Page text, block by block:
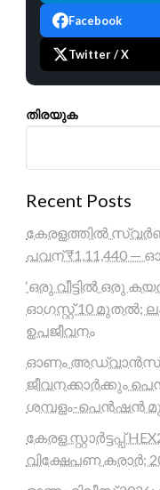
Facebook
Twitter / X
തിരയുക
Recent Posts
കേരളത്തിൽ
പവന് ₹1,11,440 —
‘ഒരു വീട്ടിൽ ഒരു
ഓഗസ്റ്റ് 10 മുതൽ;
ഉപജീവനം
ഓണം അഡ്വാൻസ്:
ജീവനക്കാർക്കും
ശമ്പളം-പെൻഷൻ
കേരള സ്റ്റാർട്ടപ്പ്
വിക്ഷേപണ കരാർ;